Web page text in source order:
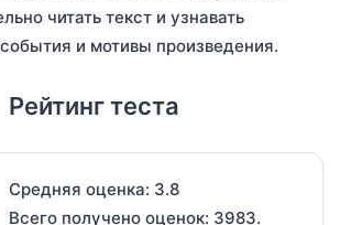
читать текст и узнавать
и мотивы произведения.
Рейтинг теста
Средняя оценка: 3.8
Всего получено оценок: 3983.